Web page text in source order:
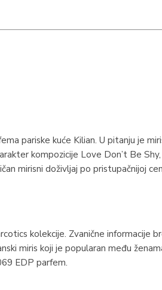
pariske kuće Kilian. U pitanju je
kompozicije Love Don’t Be
mirisni doživljaj po pristupačnijoj
kolekcije. Zvanične informacije
miris koji je popularan među
EDP parfem.